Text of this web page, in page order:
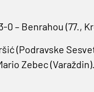
0 – Benrahou (77.,
(Podravske
Zebec (Varaždin).